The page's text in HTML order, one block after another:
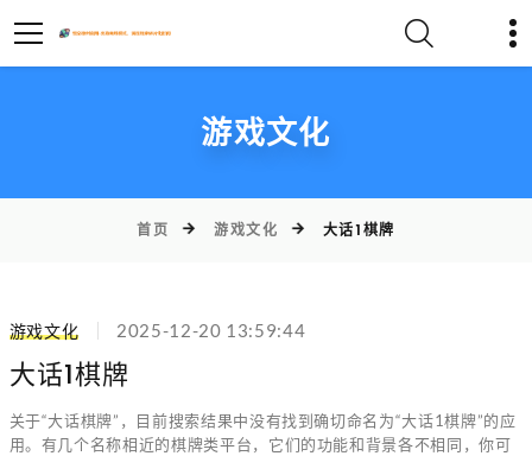
游戏文化
首页 游戏文化 大话1棋牌
游戏文化 2025-12-20 13:59:44
大话1棋牌
关于“大话棋牌”，目前搜索结果中没有找到确切命名为“大话1棋牌”的应
用。有几个名称相近的棋牌类平台，它们的功能和背景各不相同，你可